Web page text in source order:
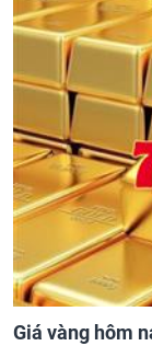
Giá vàng hôm